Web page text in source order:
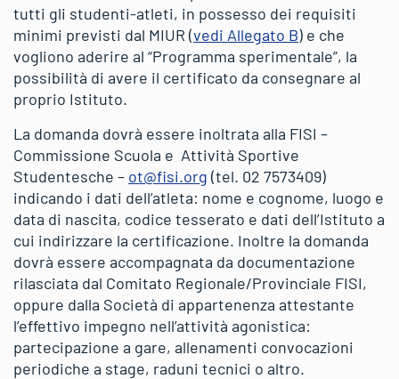
tutti gli studenti-atleti, in possesso dei requisiti
minimi previsti dal MIUR (vedi Allegato B) e che
vogliono aderire al “Programma sperimentale”, la
possibilità di avere il certificato da consegnare al
proprio Istituto.
La domanda dovrà essere inoltrata alla FISI –
Commissione Scuola e Attività Sportive
Studentesche – ot@fisi.org (tel. 02 7573409)
indicando i dati dell’atleta: nome e cognome, luogo e
data di nascita, codice tesserato e dati dell’Istituto a
cui indirizzare la certificazione. Inoltre la domanda
dovrà essere accompagnata da documentazione
rilasciata dal Comitato Regionale/Provinciale FISI,
oppure dalla Società di appartenenza attestante
l’effettivo impegno nell’attività agonistica:
partecipazione a gare, allenamenti convocazioni
periodiche a stage, raduni tecnici o altro.